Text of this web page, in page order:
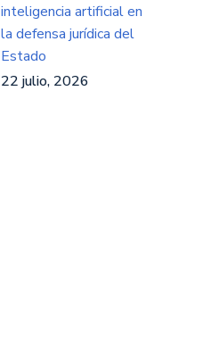
inteligencia artificial en
la defensa jurídica del
Estado
22 julio, 2026